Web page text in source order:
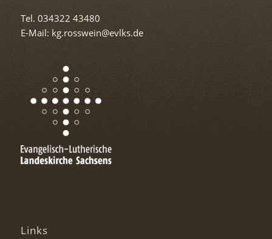
Tel. 034322 43480
E-Mail: kg.rosswein@evlks.de
Links